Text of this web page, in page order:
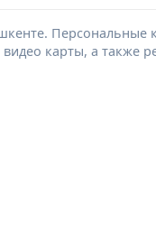
Персональные
карты, а также